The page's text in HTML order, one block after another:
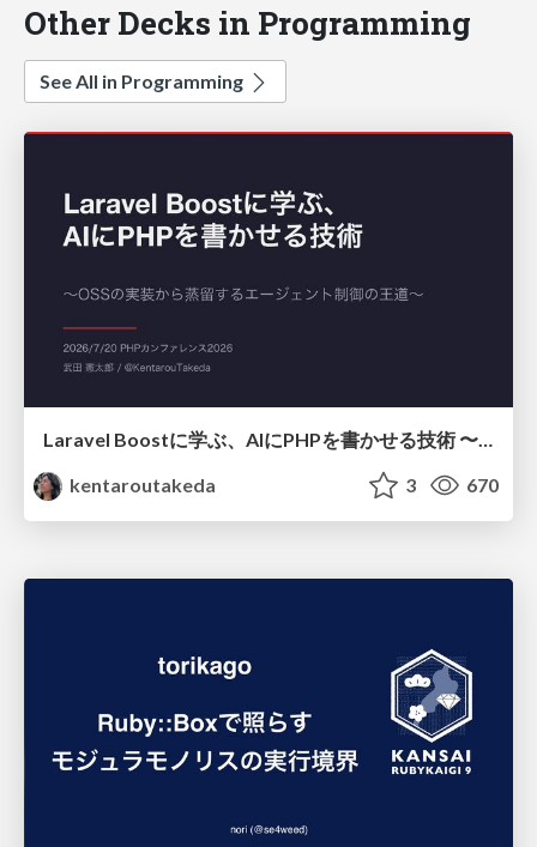
Other Decks in Programming
See All in Programming
kentaroutakeda
3 670